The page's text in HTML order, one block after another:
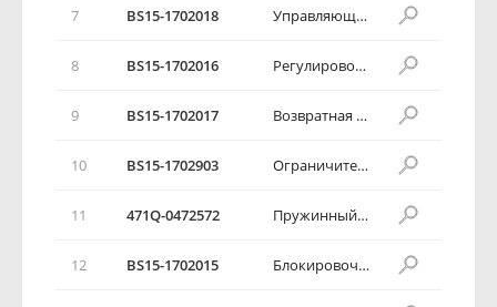
7 BS15-1702018 Управляющий вал
8 BS15-1702016 Регулировочная шайба
9 BS15-1702017 Возвратная пружина нейтральной передачи
10 BS15-1702903 Ограничительный блок в сборе
11 471Q-0472572 Пружинный шплинт
12 BS15-1702015 Блокировочная пластина